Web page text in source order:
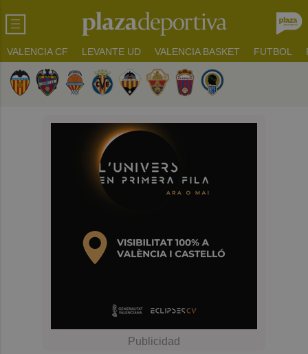
VALENCIA CF LEVANTE UD VALENCIA BASKET FUTBOL